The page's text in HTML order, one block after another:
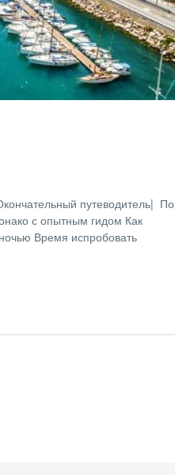
путеводитель| По
с опытным гидом Как
Время испробовать